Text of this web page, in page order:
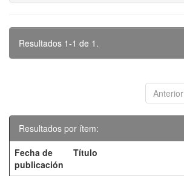
Resultados 1-1 de 1.
Anterior
Resultados por ítem:
Fecha de
publicación
Título